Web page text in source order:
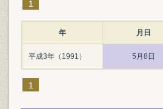
1
年 月日
平成3年（1991） 5月8日
1